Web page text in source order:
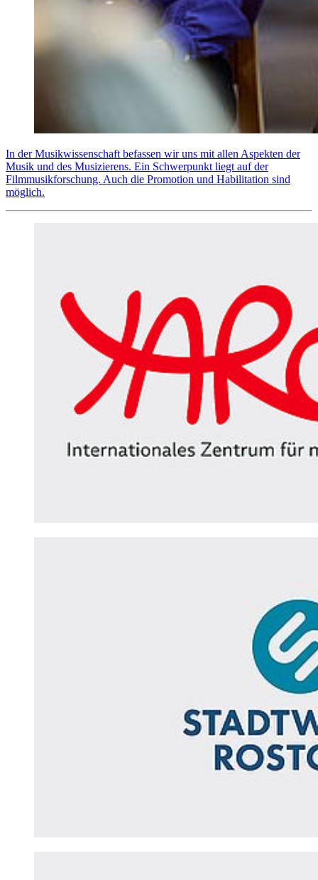
In der Musikwissenschaft befassen wir uns mit allen Aspekten der
Musik und des Musizierens. Ein Schwerpunkt liegt auf der
Filmmusikforschung. Auch die Promotion und Habilitation sind
möglich.